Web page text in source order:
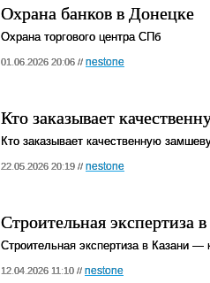
Охрана банков в Донецке
Охрана торгового центра СПб
01.06.2026 20:06 // nestone
Кто заказывает
Кто заказывает качественную
22.05.2026 20:19 // nestone
Строительная экспертиза
Строительная экспертиза в Казани —
12.04.2026 11:10 // nestone